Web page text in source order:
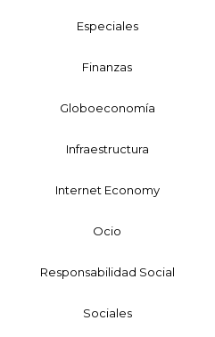
Especiales
Finanzas
Globoeconomía
Infraestructura
Internet Economy
Ocio
Responsabilidad Social
Sociales